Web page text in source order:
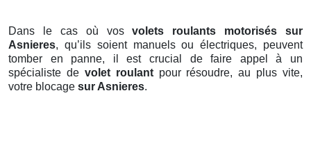
Dans le cas où vosvolets roulants motorisés sur
Asnieres, qu’ils soient manuels ou électriques, peuvent
tomber en panne, il est crucial de faire appel à un
spécialiste de volet roulantpour résoudre, au plus vite,
votre blocage sur Asnieres.